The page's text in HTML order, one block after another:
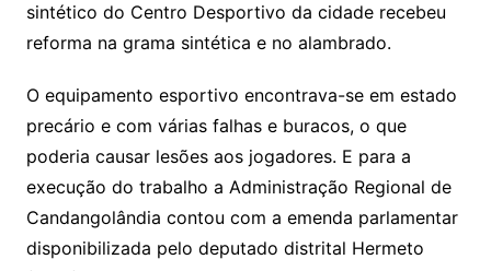
sintético do Centro Desportivo da cidade recebeu
reforma na grama sintética e no alambrado.
O equipamento esportivo encontrava-se em estado
precário e com várias falhas e buracos, o que
poderia causar lesões aos jogadores. E para a
execução do trabalho a Administração Regional de
Candangolândia contou com a emenda parlamentar
disponibilizada pelo deputado distrital Hermeto